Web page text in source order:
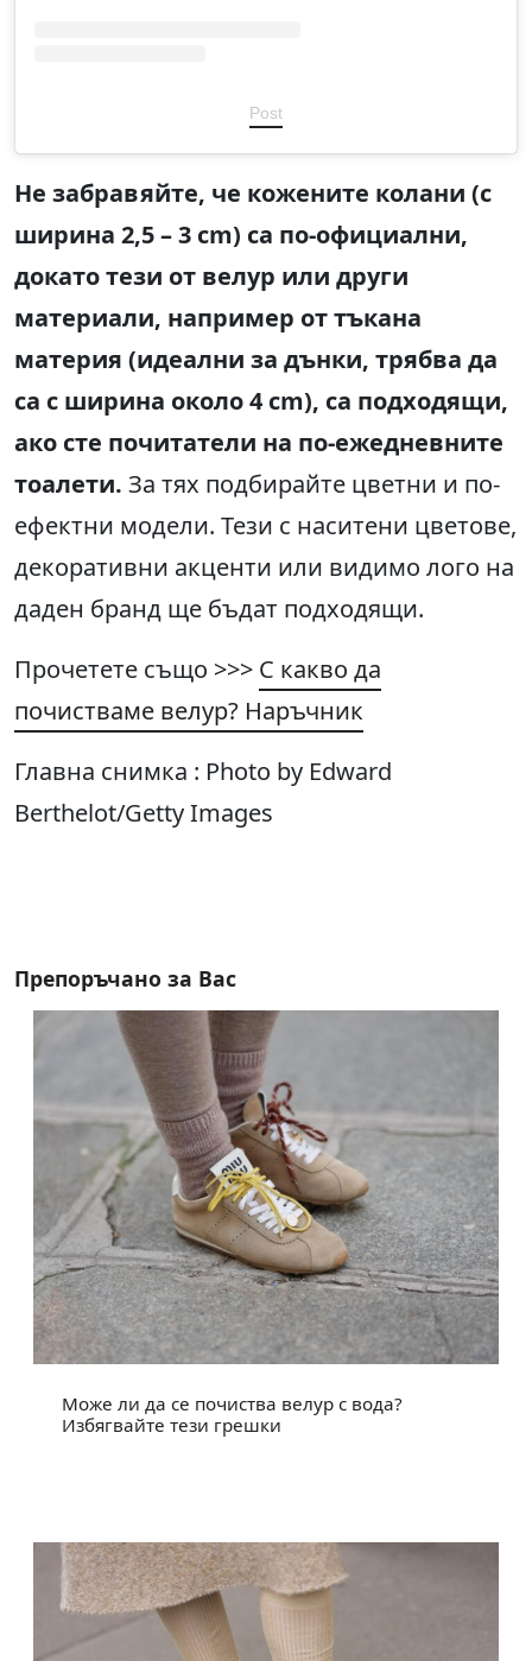
Post
Не забравяйте, че кожените колани (с
ширина 2,5 – 3 cm) са по-официални,
докато тези от велур или други
материали, например от тъкана
материя (идеални за дънки, трябва да
са с ширина около 4 cm), са подходящи,
ако сте почитатели на по-ежедневните
тоалети. За тях подбирайте цветни и по-
ефектни модели. Тези с наситени цветове,
декоративни акценти или видимо лого на
даден бранд ще бъдат подходящи.
Прочетете също >>> С какво да
почистваме велур? Наръчник
Главна снимка : Photo by Edward
Berthelot/Getty Images
Препоръчано за Вас
Може ли да се почиства велур с вода?
Избягвайте тези грешки